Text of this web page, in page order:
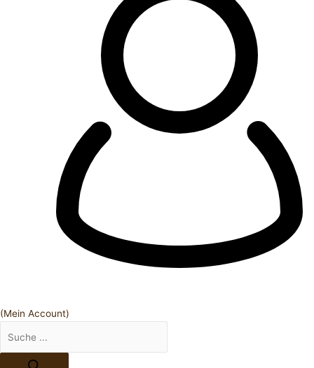
(Mein Account)